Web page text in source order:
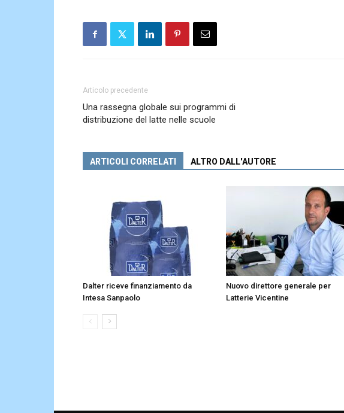
Articolo precedente
Una rassegna globale sui programmi di
distribuzione del latte nelle scuole
ARTICOLI CORRELATI ALTRO DALL'AUTORE
Dalter riceve finanziamento da
Intesa Sanpaolo
Nuovo direttore generale per
Latterie Vicentine